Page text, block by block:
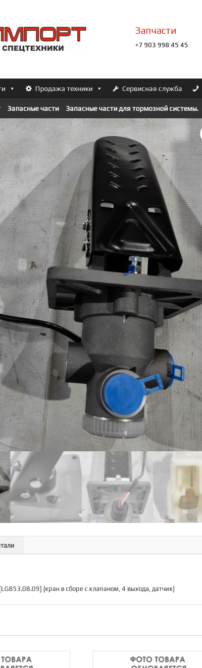
Запчасти
+7 903 998 45 45
Продажа техники Сервисная служба
/ Запасные части Запасные части для тормозной системы.
{кран в сборе с клапаном, 4 выхода, датчик}